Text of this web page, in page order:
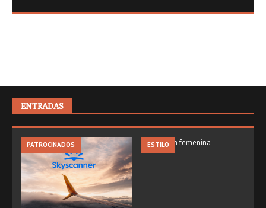
ENTRADAS
PATROCINADOS ESTILO